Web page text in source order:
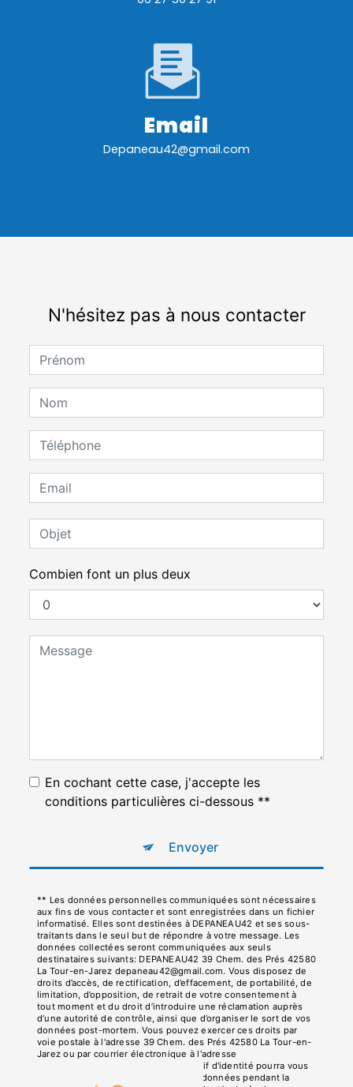
Email
depaneau42@gmail.com
N'hésitez pas à nous contacter
Combien font un plus deux
En cochant cette case, j'accepte les
conditions particulières ci-dessous **
Envoyer
** Les données personnelles communiquées sont nécessaires
aux fins de vous contacter et sont enregistrées dans un fichier
informatisé. Elles sont destinées à DEPANEAU42 et ses sous-
traitants dans le seul but de répondre à votre message. Les
données collectées seront communiquées aux seuls
destinataires suivants: DEPANEAU42 39 Chem. des Prés 42580
La Tour-en-Jarez depaneau42@gmail.com. Vous disposez de
droits d’accès, de rectification, d’effacement, de portabilité, de
limitation, d’opposition, de retrait de votre consentement à
tout moment et du droit d’introduire une réclamation auprès
d’une autorité de contrôle, ainsi que d’organiser le sort de vos
données post-mortem. Vous pouvez exercer ces droits par
voie postale à l'adresse 39 Chem. des Prés 42580 La Tour-en-
Jarez ou par courrier électronique à l'adresse
depaneau42@gmail.com. Un justificatif d'identité pourra vous
être demandé. Nous conservons vos données pendant la